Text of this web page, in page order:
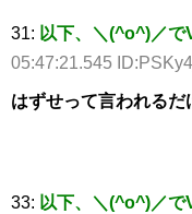
31: 以下、＼(^o^)／で
05:47:21.545
はずせって言われるだ
33: 以下、＼(^o^)／で